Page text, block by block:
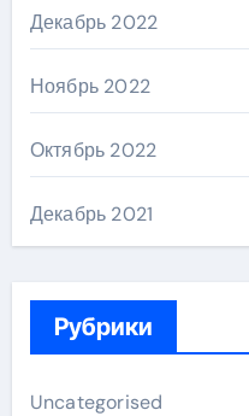
Декабрь 2022
Ноябрь 2022
Октябрь 2022
Декабрь 2021
Рубрики
Uncategorised